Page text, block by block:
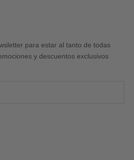
para estar al tanto de todas
y descuentos exclusivos